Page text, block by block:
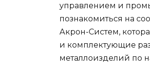
управлением и
познакомиться на
Акрон-Систем,
и комплектующие
металлоизделий по